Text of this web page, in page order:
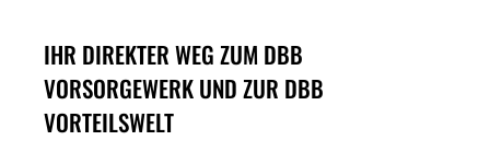
IHR DIREKTER WEG ZUM DBB
VORSORGEWERK UND ZUR DBB
VORTEILSWELT